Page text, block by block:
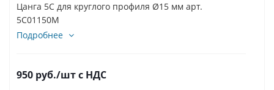
Цанга 5С для круглого профиля Ø15 мм арт.
5C01150M
Подробнее
950 руб./штс НДС